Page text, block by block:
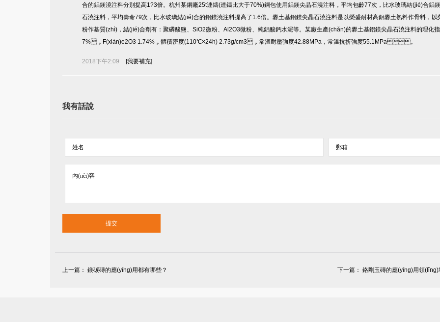
合的鋁鎂澆注料分別提高1?3倍。杭州某鋼廠25t連鑄(連鑄比大于70%)鋼包使用鋁鎂尖晶石澆注料，平均包齡77次，比水玻璃結(jié)合鋁
石澆注料，平均壽命79次，比水玻璃結(jié)合的鋁鎂澆注料提高了1.6倍。礬土基鋁鎂尖晶石澆注料是以榮盛耐材高鋁礬土熟料作骨料
粉作基質(zhì)，結(jié)合劑有：聚磷酸鹽、SiO2微粉、Al2O3微粉、純鋁酸鈣水泥等。某廠生產(chǎn)的礬土基鋁鎂尖晶石澆注料的
7%，F(xiàn)e2O3 1.74%，體積密度(110℃×24h) 2.73g/cm3，常溫耐壓強度42.88MPa，常溫抗折強度55.1MPa。
2018下午2:09 [我要補充]
我有話說
上一篇： 鎂碳磚的應(yīng)用都有哪些？ 下一篇： 鉻剛玉磚的應(yīng)用領(lǐng)域